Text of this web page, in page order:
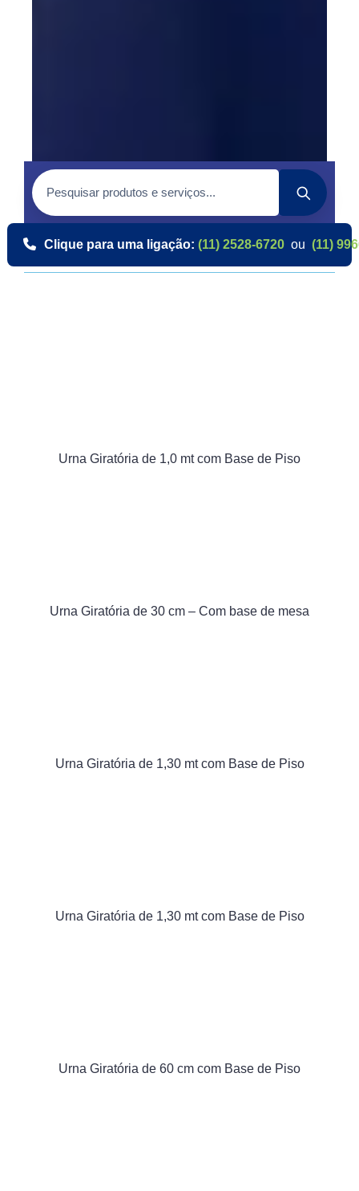
Clique para uma ligação: (11) 2528-6720 ou (11)
Urna Giratória de 1,0 mt com Base de Piso
Urna Giratória de 30 cm – Com base de mesa
Urna Giratória de 1,30 mt com Base de Piso
Urna Giratória de 1,30 mt com Base de Piso
Urna Giratória de 60 cm com Base de Piso